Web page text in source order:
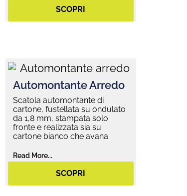
SCOPRI
Automontante Arredo
Scatola automontante di
cartone, fustellata su ondulato
da 1,8 mm, stampata solo
fronte e realizzata sia su
cartone bianco che avana
Read More...
SCOPRI